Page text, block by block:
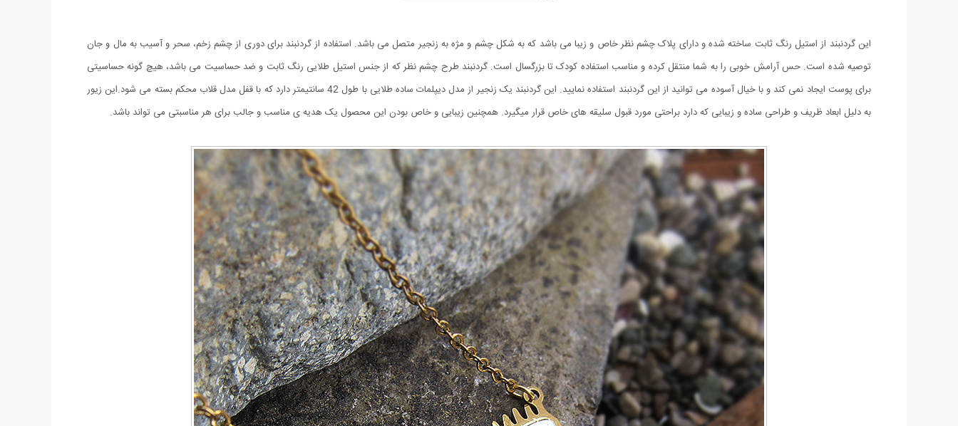
این گردنبند از استیل رنگ ثابت ساخته شده و دارای پلاک چشم نظر خاص و زیبا می باشد که به شکل چشم و مژه به زنجیر متصل می باشد. استفاده از گردنبند برای دوری از چشم زخم، سحر و آسیب به مال و جان
توصیه شده است. حس آرامش خوبی را به شما منتقل کرده و مناسب استفاده کودک تا بزرگسال است. گردنبند طرح چشم نظر که از جنس استیل طلایی رنگ ثابت و ضد حساسیت می باشد، هیچ گونه حساسیتی
برای پوست ایجاد نمی کند و با خیال آسوده می توانید از این گردنبند استفاده نمایید. این گردنبند یک زنجیر از مدل دیپلمات ساده طلایی با طول 42 سانتیمتر دارد که با قفل مدل قلاب محکم بسته می شود.این زیور
به دلیل ابعاد ظریف و طراحی ساده و زیبایی که دارد براحتی مورد قبول سلیقه های خاص قرار میگیرد. همچنین زیبایی و خاص بودن این محصول یک هدیه ی مناسب و جالب برای هر مناسبتی می تواند باشد.